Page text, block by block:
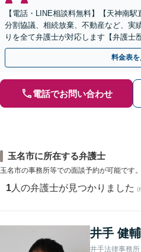
【電話・LINE相談料無料】【天神南
分割協議、相続放棄、不動産など、実
りを全て弁護士が対応します【弁護士
料金表を
電話でお問い合わせ
玉名市に所在する弁護士
玉名市の事務所等での面談予約が可能です。
1 人の弁護士が見つかりました (
井手 健輔
井手法律事務所